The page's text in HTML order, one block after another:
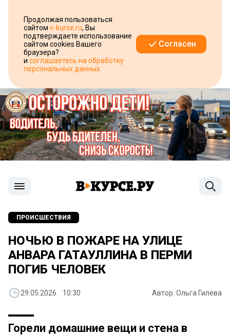
Продолжая пользоваться
сайтом v-kurse.ru, Вы
подтверждаете использование
сайтом cookies Вашего
браузера?
и соглашаетесь на обработку
персональных данных
Согласен
ПРОИСШЕСТВИЯ
НОЧЬЮ В ПОЖАРЕ НА УЛИЦЕ
АНВАРА ГАТАУЛЛИНА В ПЕРМИ
ПОГИБ ЧЕЛОВЕК
29.05.2026 10:30 Автор: Ольга Гилёва
Горели домашние вещи и стена в